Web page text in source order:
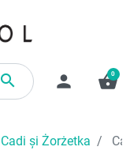
 person shopping_basket
0
Cadi și Żorżetka